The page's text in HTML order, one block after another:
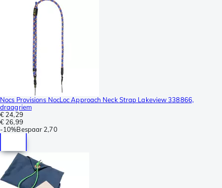
Nocs Provisions NocLoc Approach Neck Strap Lakeview 338866,
draagriem
€ 24,29
€ 26,99
-10%Bespaar 2,70